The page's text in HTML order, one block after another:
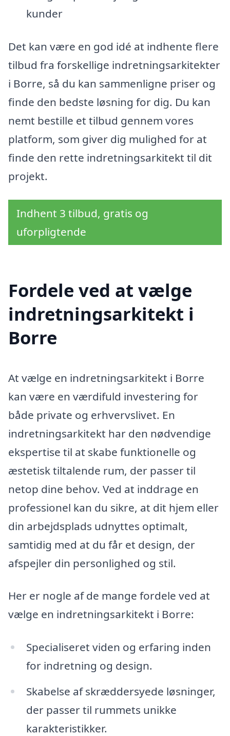
kunder
Det kan være en god idé at indhente flere
tilbud fra forskellige indretningsarkitekter
i Borre, så du kan sammenligne priser og
finde den bedste løsning for dig. Du kan
nemt bestille et tilbud gennem vores
platform, som giver dig mulighed for at
finde den rette indretningsarkitekt til dit
projekt.
Indhent 3 tilbud, gratis og
uforpligtende
Fordele ved at vælge
indretningsarkitekt i
Borre
At vælge en indretningsarkitekt i Borre
kan være en værdifuld investering for
både private og erhvervslivet. En
indretningsarkitekt har den nødvendige
ekspertise til at skabe funktionelle og
æstetisk tiltalende rum, der passer til
netop dine behov. Ved at inddrage en
professionel kan du sikre, at dit hjem eller
din arbejdsplads udnyttes optimalt,
samtidig med at du får et design, der
afspejler din personlighed og stil.
Her er nogle af de mange fordele ved at
vælge en indretningsarkitekt i Borre:
Specialiseret viden og erfaring inden
for indretning og design.
Skabelse af skræddersyede løsninger,
der passer til rummets unikke
karakteristikker.